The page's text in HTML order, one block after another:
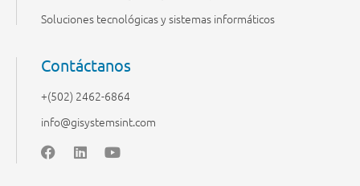
Soluciones tecnológicas y sistemas informáticos
Contáctanos
+(502) 2462-6864
info@gisystemsint.com